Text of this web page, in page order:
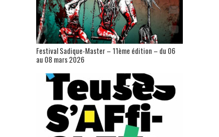
Festival Sadique-Master – 11ème édition – du 06
au 08 mars 2026